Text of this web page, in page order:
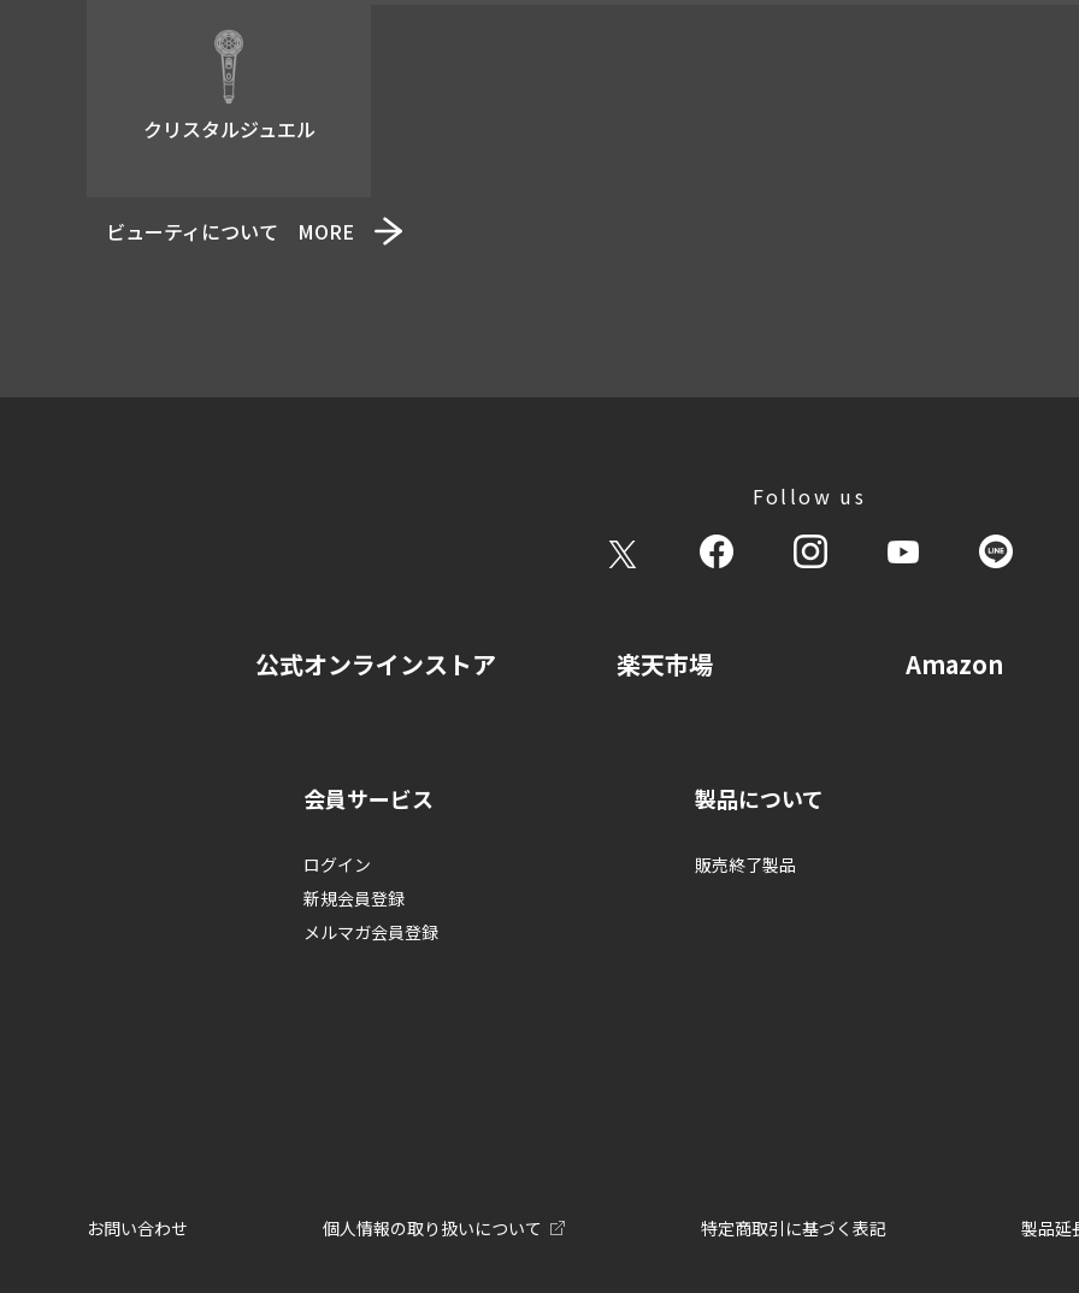
クリスタルジュエル
ビューティについて MORE
Follow us
公式オンラインストア 楽天市場 Amazon
会員サービス
ログイン
新規会員登録
メルマガ会員登録
製品について
販売終了製品
お問い合わせ 個人情報の取り扱いについて 特定商取引に基づく表記 製品延